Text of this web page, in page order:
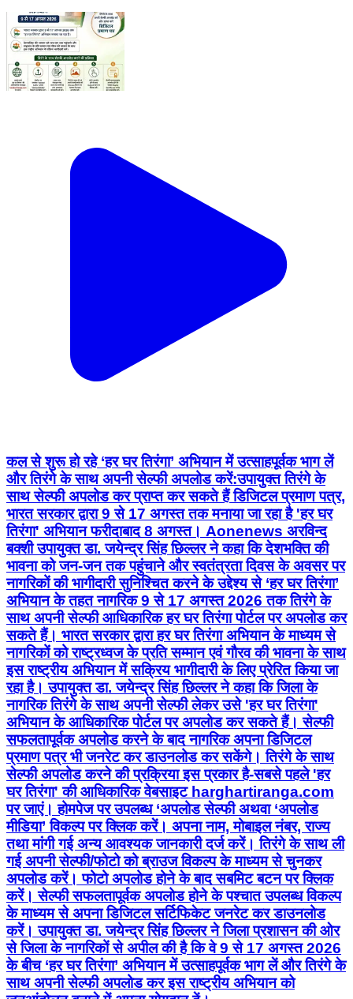
कल से शुरू हो रहे ‘हर घर तिरंगा’ अभियान में उत्साहपूर्वक भाग लें
और तिरंगे के साथ अपनी सेल्फी अपलोड करें:उपायुक्त तिरंगे के
साथ सेल्फी अपलोड कर प्राप्त कर सकते हैं डिजिटल प्रमाण पत्र,
भारत सरकार द्वारा 9 से 17 अगस्त तक मनाया जा रहा है 'हर घर
तिरंगा' अभियान फरीदाबाद 8 अगस्त। Aonenews अरविन्द
बक्शी उपायुक्त डा. जयेन्द्र सिंह छिल्लर ने कहा कि देशभक्ति की
भावना को जन-जन तक पहुंचाने और स्वतंत्रता दिवस के अवसर पर
नागरिकों की भागीदारी सुनिश्चित करने के उद्देश्य से ‘हर घर तिरंगा’
अभियान के तहत नागरिक 9 से 17 अगस्त 2026 तक तिरंगे के
साथ अपनी सेल्फी आधिकारिक हर घर तिरंगा पोर्टल पर अपलोड कर
सकते हैं। भारत सरकार द्वारा हर घर तिरंगा अभियान के माध्यम से
नागरिकों को राष्ट्रध्वज के प्रति सम्मान एवं गौरव की भावना के साथ
इस राष्ट्रीय अभियान में सक्रिय भागीदारी के लिए प्रेरित किया जा
रहा है। उपायुक्त डा. जयेन्द्र सिंह छिल्लर ने कहा कि जिला के
नागरिक तिरंगे के साथ अपनी सेल्फी लेकर उसे 'हर घर तिरंगा'
अभियान के आधिकारिक पोर्टल पर अपलोड कर सकते हैं। सेल्फी
सफलतापूर्वक अपलोड करने के बाद नागरिक अपना डिजिटल
प्रमाण पत्र भी जनरेट कर डाउनलोड कर सकेंगे। तिरंगे के साथ
सेल्फी अपलोड करने की प्रक्रिया इस प्रकार है-सबसे पहले 'हर
घर तिरंगा' की आधिकारिक वेबसाइट harghartiranga.com
पर जाएं। होमपेज पर उपलब्ध ‘अपलोड सेल्फी अथवा ‘अपलोड
मीडिया’ विकल्प पर क्लिक करें। अपना नाम, मोबाइल नंबर, राज्य
तथा मांगी गई अन्य आवश्यक जानकारी दर्ज करें। तिरंगे के साथ ली
गई अपनी सेल्फी/फोटो को ब्राउज विकल्प के माध्यम से चुनकर
अपलोड करें। फोटो अपलोड होने के बाद सबमिट बटन पर क्लिक
करें। सेल्फी सफलतापूर्वक अपलोड होने के पश्चात उपलब्ध विकल्प
के माध्यम से अपना डिजिटल सर्टिफिकेट जनरेट कर डाउनलोड
करें। उपायुक्त डा. जयेन्द्र सिंह छिल्लर ने जिला प्रशासन की ओर
से जिला के नागरिकों से अपील की है कि वे 9 से 17 अगस्त 2026
के बीच ‘हर घर तिरंगा’ अभियान में उत्साहपूर्वक भाग लें और तिरंगे के
साथ अपनी सेल्फी अपलोड कर इस राष्ट्रीय अभियान को